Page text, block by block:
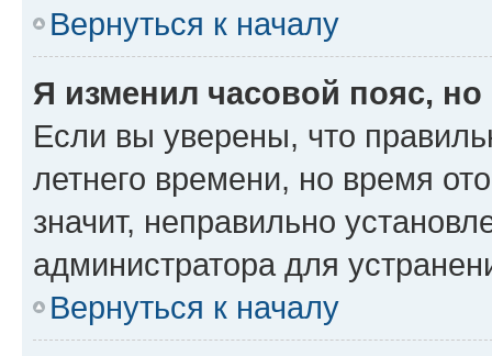
Вернуться к началу
Я изменил часовой пояс,
Если вы уверены, что
летнего времени, но время
значит, неправильно
администратора для
Вернуться к началу